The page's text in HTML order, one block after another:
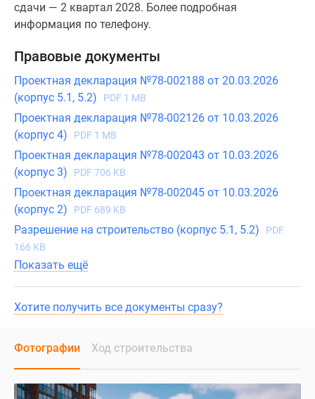
сдачи — 2 квартал 2028. Более подробная
информация по телефону.
Правовые документы
Проектная декларация №78-002188 от 20.03.2026
(корпус 5.1, 5.2)
PDF 1 MB
Проектная декларация №78-002126 от 10.03.2026
(корпус 4)
PDF 1 MB
Проектная декларация №78-002043 от 10.03.2026
(корпус 3)
PDF 706 KB
Проектная декларация №78-002045 от 10.03.2026
(корпус 2)
PDF 689 KB
Разрешение на строительство (корпус 5.1, 5.2)
PDF
166 KB
Показать ещё
Хотите получить все документы сразу?
Фотографии Ход строительства